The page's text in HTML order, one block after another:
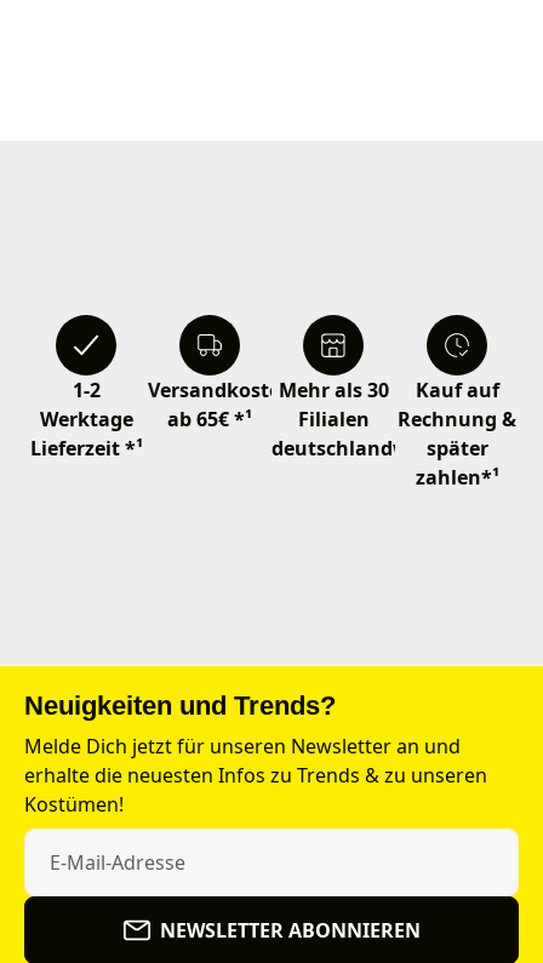
1-2
Werktage
Lieferzeit *¹
Versandkostenfrei
ab 65€ *¹
Mehr als 30
Filialen
deutschlandweit
Kauf auf
Rechnung &
später
zahlen*¹
Neuigkeiten und Trends?
Melde Dich jetzt für unseren Newsletter an und
erhalte die neuesten Infos zu Trends & zu unseren
Kostümen!
NEWSLETTER ABONNIEREN